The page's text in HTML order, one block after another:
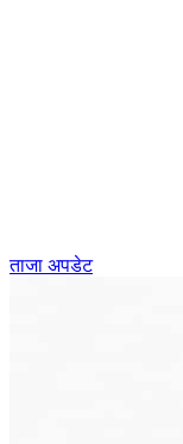
ताजा अपडेट